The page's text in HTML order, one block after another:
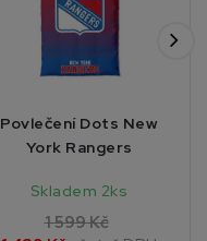
Povlečení Dots New
York Rangers
Skladem 2ks
1 599 Kč